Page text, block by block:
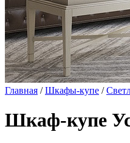
Главная /Шкафы-купе /
Шкаф-купе